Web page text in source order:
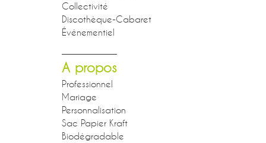
Collectivité
Discothèque-Cabaret
Événementiel
A propos
Professionnel
Mariage
Personnalisation
Sac Papier Kraft
Biodégradable